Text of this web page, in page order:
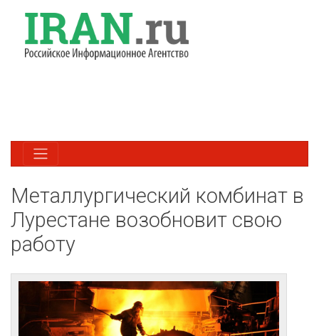
Металлургический комбинат в
Лурестане возобновит свою
работу